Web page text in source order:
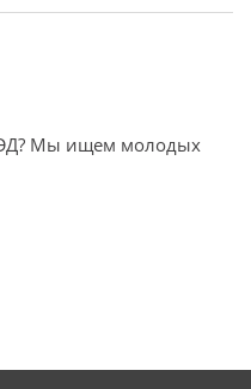
Мы ищем молодых